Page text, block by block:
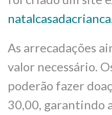
As arrecadações
valor necessário.
poderão fazer
30,00, garantindo